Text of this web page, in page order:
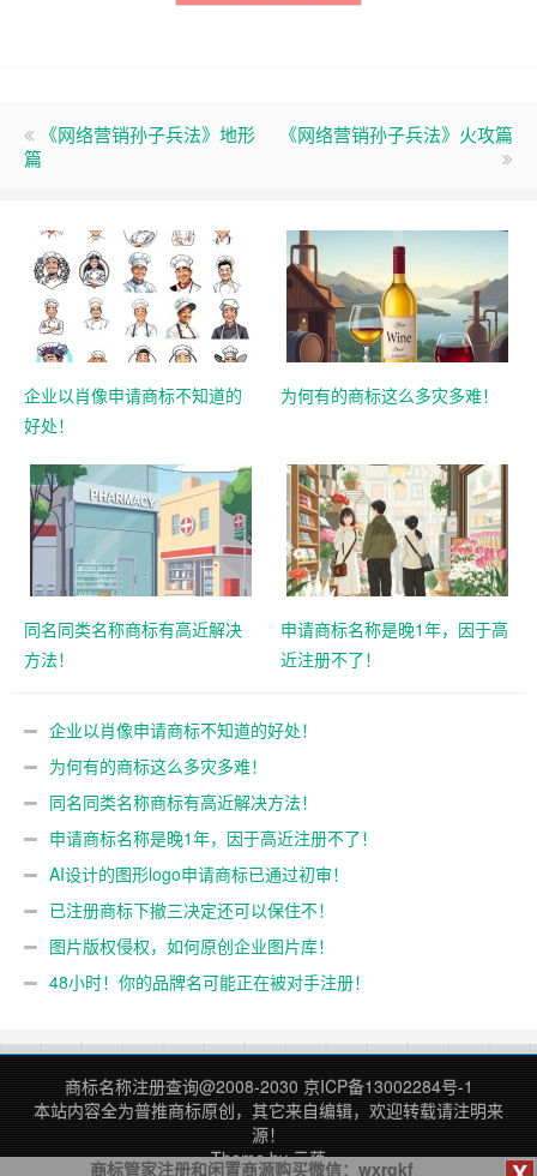
《网络营销孙子兵法》地形
篇
《网络营销孙子兵法》火攻篇
企业以肖像申请商标不知道的
好处！
为何有的商标这么多灾多难！
同名同类名称商标有高近解决
方法！
申请商标名称是晚1年，因于高
近注册不了！
企业以肖像申请商标不知道的好处！
为何有的商标这么多灾多难！
同名同类名称商标有高近解决方法！
申请商标名称是晚1年，因于高近注册不了！
AI设计的图形logo申请商标已通过初审！
已注册商标下撤三决定还可以保住不！
图片版权侵权，如何原创企业图片库！
48小时！你的品牌名可能正在被对手注册！
商标名称注册查询@2008-2030 京ICP备13002284号-1
本站内容全为普推商标原创，其它来自编辑，欢迎转载请注明来
源！
Theme by云落
商标管家注册和闲置商源购买微信：wxrgkf